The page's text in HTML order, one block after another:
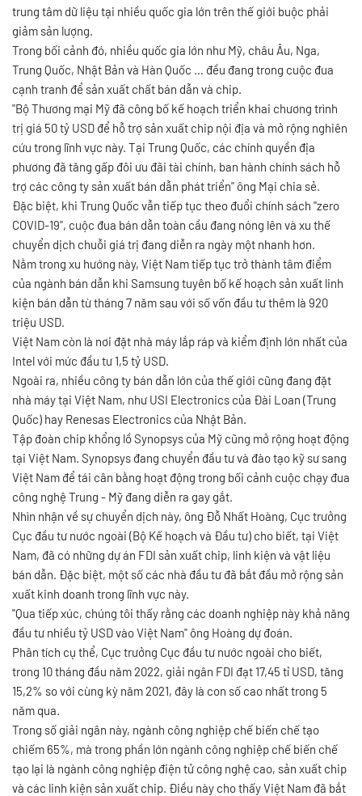
trung tâm dữ liệu tại nhiều quốc gia lớn trên thế giới buộc phải
giảm sản lượng.
Trong bối cảnh đó, nhiều quốc gia lớn như Mỹ, châu Âu, Nga,
Trung Quốc, Nhật Bản và Hàn Quốc … đều đang trong cuộc đua
cạnh tranh để sản xuất chất bán dẫn và chip.
"Bộ Thương mại Mỹ đã công bố kế hoạch triển khai chương trình
trị giá 50 tỷ USD để hỗ trợ sản xuất chip nội địa và mở rộng nghiên
cứu trong lĩnh vực này. Tại Trung Quốc, các chính quyền địa
phương đã tăng gấp đôi ưu đãi tài chính, ban hành chính sách hỗ
trợ các công ty sản xuất bán dẫn phát triển" ông Mại chia sẻ.
Đặc biệt, khi Trung Quốc vẫn tiếp tục theo đuổi chính sách "zero
COVID-19", cuộc đua bán dẫn toàn cầu đang nóng lên và xu thế
chuyển dịch chuỗi giá trị đang diễn ra ngày một nhanh hơn.
Nằm trong xu hướng này, Việt Nam tiếp tục trở thành tâm điểm
của ngành bán dẫn khi Samsung tuyên bố kế hoạch sản xuất linh
kiện bán dẫn từ tháng 7 năm sau với số vốn đầu tư thêm là 920
triệu USD.
Việt Nam còn là nơi đặt nhà máy lắp ráp và kiểm định lớn nhất của
Intel với mức đầu tư 1,5 tỷ USD.
Ngoài ra, nhiều công ty bán dẫn lớn của thế giới cũng đang đặt
nhà máy tại Việt Nam, như USI Electronics của Đài Loan (Trung
Quốc) hay Renesas Electronics của Nhật Bản.
Tập đoàn chip khổng lồ Synopsys của Mỹ cũng mở rộng hoạt động
tại Việt Nam. Synopsys đang chuyển đầu tư và đào tạo kỹ sư sang
Việt Nam để tái cân bằng hoạt động trong bối cảnh cuộc chạy đua
công nghệ Trung - Mỹ đang diễn ra gay gắt.
Nhìn nhận về sự chuyển dịch này, ông Đỗ Nhất Hoàng, Cục trưởng
Cục đầu tư nước ngoài (Bộ Kế hoạch và Đầu tư) cho biết, tại Việt
Nam, đã có những dự án FDI sản xuất chip, linh kiện và vật liệu
bán dẫn. Đặc biệt, một số các nhà đầu tư đã bắt đầu mở rộng sản
xuất kinh doanh trong lĩnh vực này.
"Qua tiếp xúc, chúng tôi thấy rằng các doanh nghiệp này khả năng
đầu tư nhiều tỷ USD vào Việt Nam" ông Hoàng dự đoán.
Phân tích cụ thể, Cục trưởng Cục đầu tư nước ngoài cho biết,
trong 10 tháng đầu năm 2022, giải ngân FDI đạt 17,45 tỉ USD, tăng
15,2% so với cùng kỳ năm 2021, đây là con số cao nhất trong 5
năm qua.
Trong số giải ngân này, ngành công nghiệp chế biến chế tạo
chiếm 65%, mà trong phần lớn ngành công nghiệp chế biến chế
tạo lại là ngành công nghiệp điện tử công nghệ cao, sản xuất chip
và các linh kiện sản xuất chip. Điều này cho thấy Việt Nam đã bắt